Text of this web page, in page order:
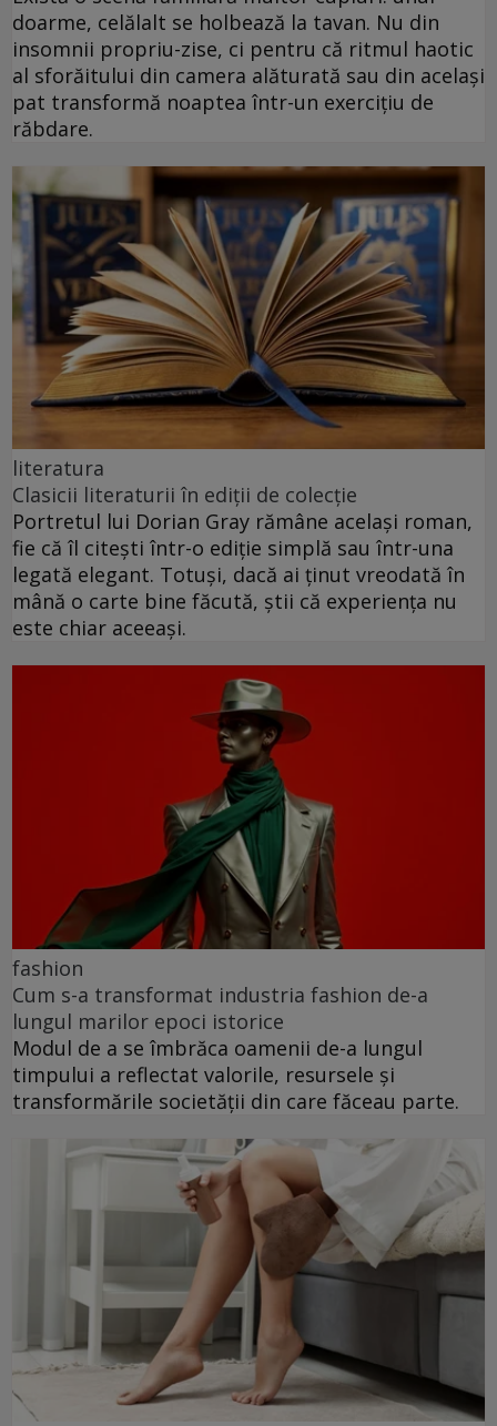
doarme, celălalt se holbează la tavan. Nu din
insomnii propriu-zise, ci pentru că ritmul haotic
al sforăitului din camera alăturată sau din același
pat transformă noaptea într-un exercițiu de
răbdare.
literatura
Clasicii literaturii în ediții de colecție
Portretul lui Dorian Gray rămâne același roman,
fie că îl citești într-o ediție simplă sau într-una
legată elegant. Totuși, dacă ai ținut vreodată în
mână o carte bine făcută, știi că experiența nu
este chiar aceeași.
fashion
Cum s-a transformat industria fashion de-a
lungul marilor epoci istorice
Modul de a se îmbrăca oamenii de-a lungul
timpului a reflectat valorile, resursele și
transformările societății din care făceau parte.